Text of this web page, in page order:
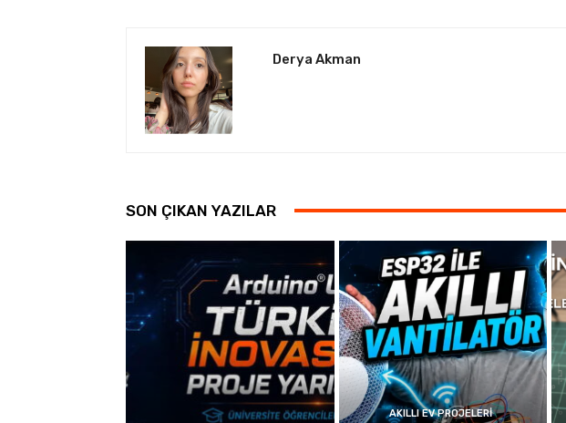
Derya Akman
SON ÇIKAN YAZILAR
AKILLI EV PROJELERI